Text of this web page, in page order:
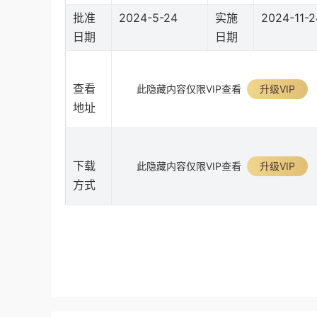
批准
日期
2024-5-24
实施
日期
2024-11-
查看
地址
此隐藏内容仅限VIP查看 升级VIP
下载
方式
此隐藏内容仅限VIP查看 升级VIP